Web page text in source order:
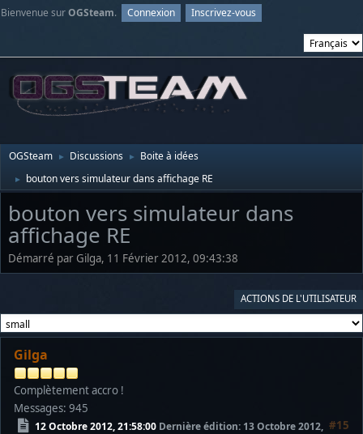
Bienvenue surOGSteam. Connexion Inscrivez-vous
OGSteam ► Discussions ► Boite à idées
► bouton vers simulateur dans affichage RE
bouton vers simulateur dans
affichage RE
Démarré par Gilga, 11 Février 2012, 09:43:38
ACTIONS DE L'UTILISATEUR
Gilga
Complètement accro !
Messages: 945
12 Octobre 2012, 21:58:00 #15
Dernière édition: 13 Octobre 2012,